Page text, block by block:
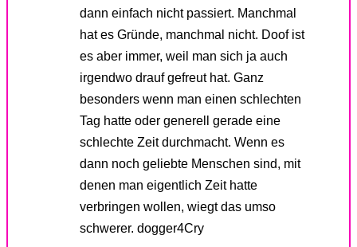
dann einfach nicht passiert. Manchmal
hat es Gründe, manchmal nicht. Doof ist
es aber immer, weil man sich ja auch
irgendwo drauf gefreut hat. Ganz
besonders wenn man einen schlechten
Tag hatte oder generell gerade eine
schlechte Zeit durchmacht. Wenn es
dann noch geliebte Menschen sind, mit
denen man eigentlich Zeit hatte
verbringen wollen, wiegt das umso
schwerer. dogger4Cry